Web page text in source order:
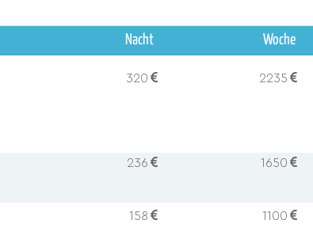
Nacht Woche
320 2235
236 1650
158 1100